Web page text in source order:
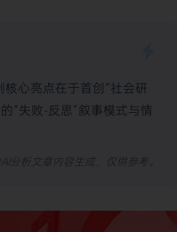
心亮点在于首创“社会研
“失败-反思”叙事模式与情